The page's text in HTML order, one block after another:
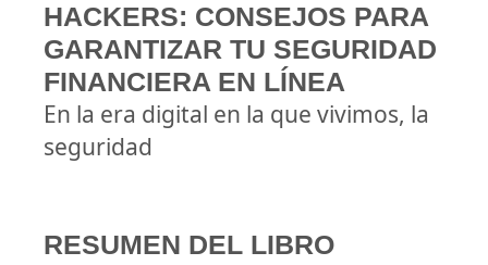
HACKERS: CONSEJOS PARA
GARANTIZAR TU SEGURIDAD
FINANCIERA EN LÍNEA
En la era digital en la que vivimos, la
seguridad
RESUMEN DEL LIBRO